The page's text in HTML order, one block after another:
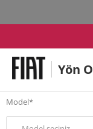
Yön
Yeni
Model*